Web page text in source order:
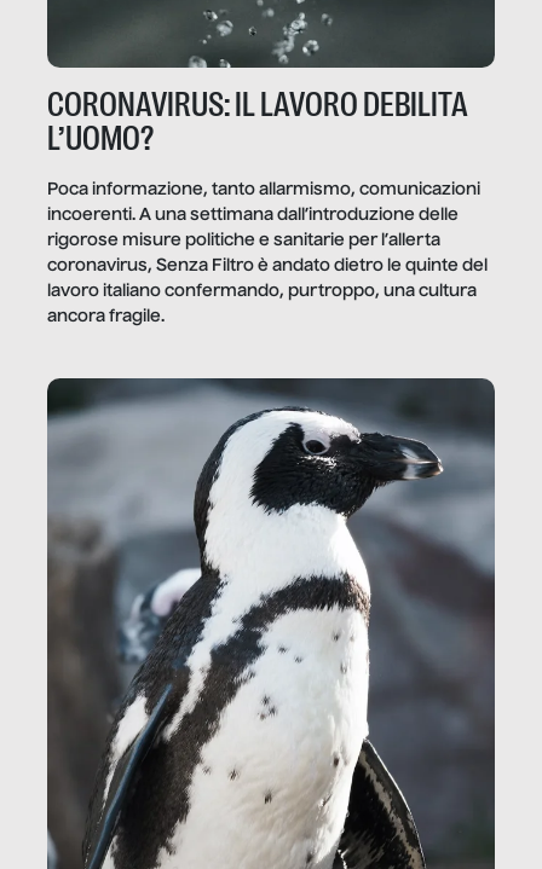
CORONAVIRUS: IL LAVORO DEBILITA
L’UOMO?
Poca informazione, tanto allarmismo, comunicazioni
incoerenti. A una settimana dall’introduzione delle
rigorose misure politiche e sanitarie per l’allerta
coronavirus, Senza Filtro è andato dietro le quinte del
lavoro italiano confermando, purtroppo, una cultura
ancora fragile.